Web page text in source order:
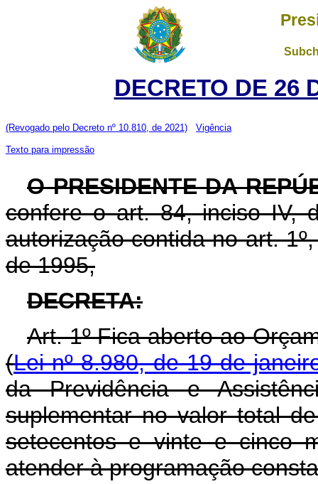
DECRETO DE 26
(Revogado pelo Decreto nº 10.810, de 2021) Vigência
Texto para impressão
O PRESIDENTE DA
confere o art. 84, inciso IV,
autorização contida no art.
de 1995,
DECRETA:
Art. 1º Fica aberto ao
(Lei nº 8.980, de 19 de
da Previdência e
suplementar no valor total
setecentos e vinte e cinco
atender à programação